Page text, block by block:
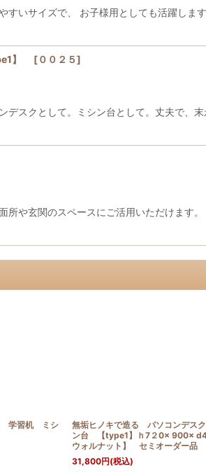
やすいサイズで、 お子様用としても活
】 [００２５]
デスクとして。ミシン台として。丈夫で、
ん、洗面所や玄関のスペースにご活
学習机 ミシ
無垢ヒノキで造る パソコンデ
ン台 【type1】ｈ7２0× 900×
ウォルナット】 セミオーダー品
31,800円(税込)